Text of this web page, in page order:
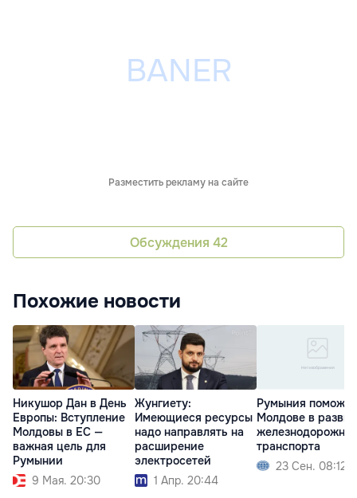
Разместить рекламу на сайте
Обсуждения 42
Похожие новости
Никушор Дан в День
Европы: Вступление
Молдовы в ЕС —
важная цель для
Румынии
9 Мая. 20:30
Жунгиету:
Имеющиеся ресурсы
надо направлять на
расширение
электросетей
1 Апр. 20:44
Румыния поможет
Молдове в
транспорта
23 Сен. 08:12